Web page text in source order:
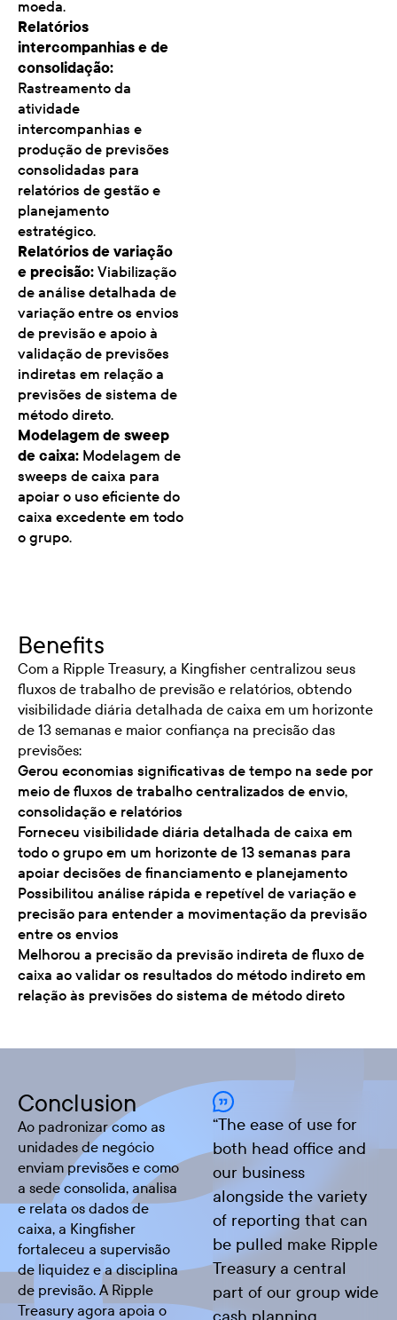
moeda.
Relatórios
intercompanhias e de
consolidação:
Rastreamento da
atividade
intercompanhias e
produção de previsões
consolidadas para
relatórios de gestão e
planejamento
estratégico.
Relatórios de variação
e precisão: Viabilização
de análise detalhada de
variação entre os envios
de previsão e apoio à
validação de previsões
indiretas em relação a
previsões de sistema de
método direto.
Modelagem de sweep
de caixa: Modelagem de
sweeps de caixa para
apoiar o uso eficiente do
caixa excedente em todo
o grupo.
Benefits
Com a Ripple Treasury, a Kingfisher centralizou seus
fluxos de trabalho de previsão e relatórios, obtendo
visibilidade diária detalhada de caixa em um horizonte
de 13 semanas e maior confiança na precisão das
previsões:
Gerou economias significativas de tempo na sede por
meio de fluxos de trabalho centralizados de envio,
consolidação e relatórios
Forneceu visibilidade diária detalhada de caixa em
todo o grupo em um horizonte de 13 semanas para
apoiar decisões de financiamento e planejamento
Possibilitou análise rápida e repetível de variação e
precisão para entender a movimentação da previsão
entre os envios
Melhorou a precisão da previsão indireta de fluxo de
caixa ao validar os resultados do método indireto em
relação às previsões do sistema de método direto
Conclusion
Ao padronizar como as
unidades de negócio
enviam previsões e como
a sede consolida, analisa
e relata os dados de
caixa, a Kingfisher
fortaleceu a supervisão
de liquidez e a disciplina
de previsão. A Ripple
Treasury agora apoia o
“The ease of use for
both head office and
our business
alongside the variety
of reporting that can
be pulled make Ripple
Treasury a central
part of our group wide